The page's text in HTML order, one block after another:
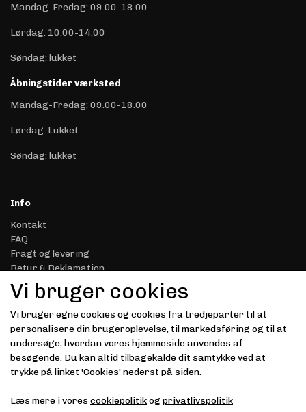
Mandag-Fredag: 09.00-18.00
Lørdag: 10.00-14.00
Søndag: lukket
Åbningstider værksted
Mandag-Fredag: 09.00-18.00
Lørdag: Lukket
Søndag: lukket
Info
Kontakt
FAQ
Fragt og levering
Retur & Reklamation
Handelsbetingelser
Datasikkerhed & Privatliv
Gavekort
Om Driver.dk
Kunde login
Modtag vores nyhedsbrev via e-mail
Vi bruger cookies
Vi bruger egne cookies og cookies fra tredjeparter til at
personalisere din brugeroplevelse, til markedsføring og til at
undersøge, hvordan vores hjemmeside anvendes af
besøgende. Du kan altid tilbagekalde dit samtykke ved at
trykke på linket 'Cookies' nederst på siden.
Læs mere i vores cookiepolitikog privatlivspolitik